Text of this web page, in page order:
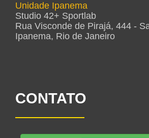
Unidade Ipanema
Studio 42+ Sportlab
Rua Visconde de Pirajá, 444 -
Ipanema, Rio de Janeiro
CONTATO